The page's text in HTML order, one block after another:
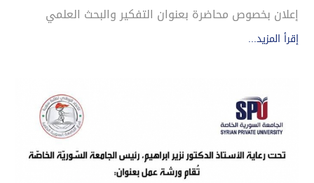
إعلان بخصوص محاضرة بعنوان التفكير والبحث العلمي
إقرأ المزيد...